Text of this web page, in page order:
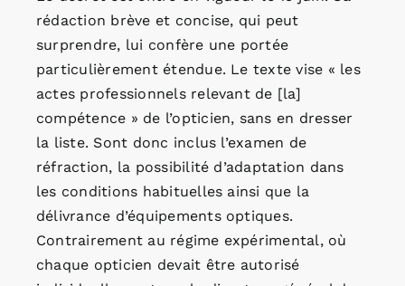
rédaction brève et concise, qui peut
surprendre, lui confère une portée
particulièrement étendue. Le texte vise « les
actes professionnels relevant de [la]
compétence » de l’opticien, sans en dresser
la liste. Sont donc inclus l’examen de
réfraction, la possibilité d’adaptation dans
les conditions habituelles ainsi que la
délivrance d’équipements optiques.
Contrairement au régime expérimental, où
chaque opticien devait être autorisé